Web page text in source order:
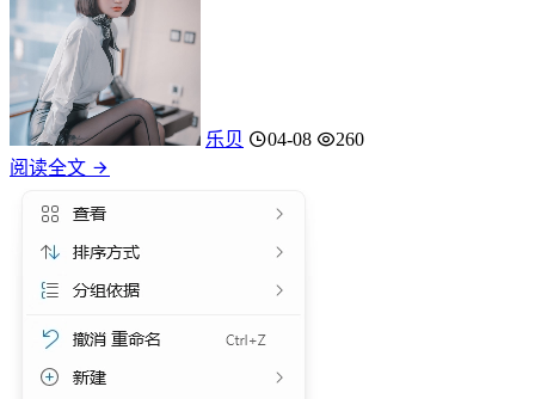
乐贝 04-08
260
阅读全文